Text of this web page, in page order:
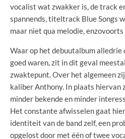
vocalist wat zwakker is, de track
spannends, titeltrack Blue Songs
maar niet qua melodie,
Waar op het debuutalbum
goed waren, zit in dit geval
zwaktepunt. Over het algemeen
kaliber Anthony. In plaats hiervan
minder bekende en minder
Het constante afwisselen gaat
identiteit van de band zelf, een
opgelost door met één of twee